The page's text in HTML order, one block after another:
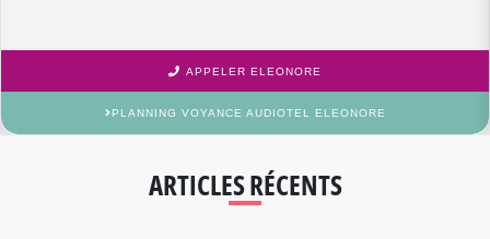
APPELER ELEONORE
PLANNING VOYANCE AUDIOTEL ELEONORE
ARTICLES RÉCENTS